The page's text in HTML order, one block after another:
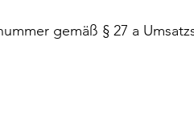
gemäß § 27 a